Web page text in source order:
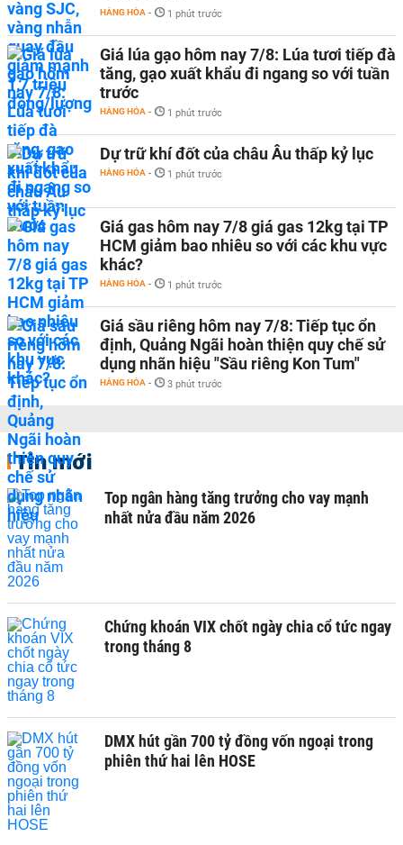
HÀNG HÓA - 1 phút trước
Giá lúa gạo hôm nay 7/8: Lúa tươi tiếp đà
tăng, gạo xuất khẩu đi ngang so với tuần
trước
HÀNG HÓA - 1 phút trước
Dự trữ khí đốt của châu Âu thấp kỷ lục
HÀNG HÓA - 1 phút trước
Giá gas hôm nay 7/8 giá gas 12kg tại TP
HCM giảm bao nhiêu so với các khu vực
khác?
HÀNG HÓA - 1 phút trước
Giá sầu riêng hôm nay 7/8: Tiếp tục ổn
định, Quảng Ngãi hoàn thiện quy chế sử
dụng nhãn hiệu "Sầu riêng Kon Tum"
HÀNG HÓA - 3 phút trước
Tin mới
Top ngân hàng tăng trưởng cho vay mạnh
nhất nửa đầu năm 2026
Chứng khoán VIX chốt ngày chia cổ tức ngay
trong tháng 8
DMX hút gần 700 tỷ đồng vốn ngoại trong
phiên thứ hai lên HOSE